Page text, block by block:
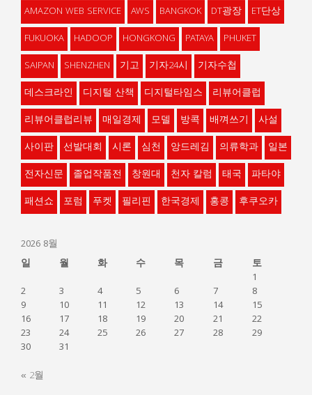
AMAZON WEB SERVICE AWS BANGKOK DT광장
ET단상
FUKUOKA
HADOOP HONGKONG PATAYA
PHUKET
SAIPAN
SHENZHEN 기고 기자24시
기자수첩
데스크라인
디지털 산책 디지털타임스
리뷰어클럽
리뷰어클럽리뷰
매일경제 모델 방콕 배껴쓰기
사설
사이판
선발대회 시론 심천 앙드레김 의류학과
일본
전자신문
졸업작품전 창원대 천자 칼럼 태국
파타야
패션쇼
포럼 푸켓 필리핀 한국경제 홍콩 후쿠오카
2026 8월
일
월 화 수 목 금
토
1
2
3 4 5 6 7
8
9
10 11 12 13 14
15
16
17 18 19 20 21
22
23
24 25 26 27 28
29
30
31
« 2월